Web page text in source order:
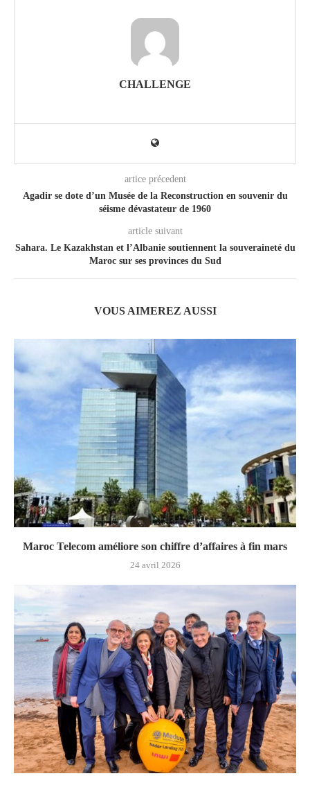
CHALLENGE
artice précedent
Agadir se dote d’un Musée de la Reconstruction en souvenir du
séisme dévastateur de 1960
article suivant
Sahara. Le Kazakhstan et l’Albanie soutiennent la souveraineté du
Maroc sur ses provinces du Sud
VOUS AIMEREZ AUSSI
Maroc Telecom améliore son chiffre d’affaires à fin mars
24 avril 2026